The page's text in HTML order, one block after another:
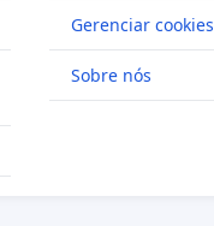
Gerenciar cookies
Sobre nós